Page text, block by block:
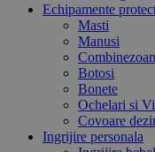
Echipamente
Masti
Manusi
Botosi
Bonete
Ochelari si
Covoare
Ingrijire personala